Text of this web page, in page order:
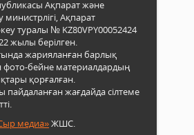
Ақпарат және
Ақпарат
туралы № KZ80VPY00052424
жылы берілген.
жарияланған барлық
фото-бейне материалдардың
қорғалған.
пайдаланған жағдайда сілтеме
медиа»ЖШС.